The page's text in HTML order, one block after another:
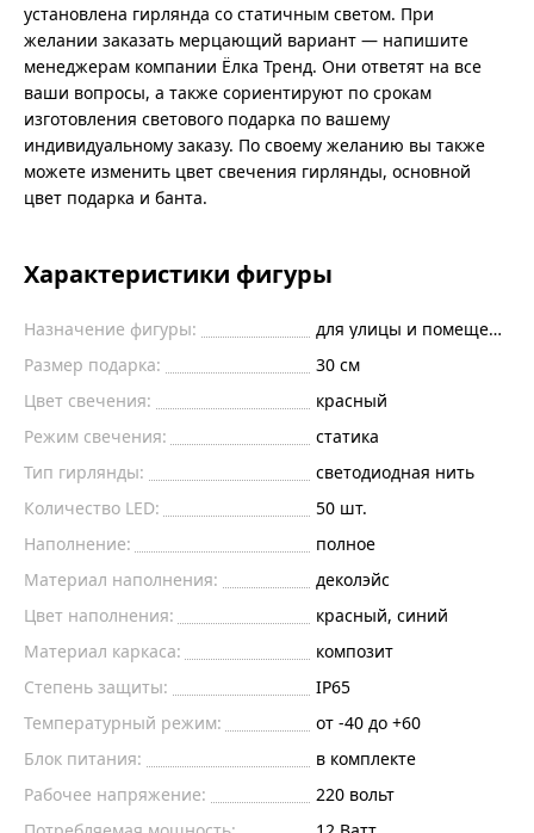
установлена гирлянда со статичным светом. При
желании заказать мерцающий вариант — напишите
менеджерам компании Ёлка Тренд. Они ответят на все
ваши вопросы, а также сориентируют по срокам
изготовления светового подарка по вашему
индивидуальному заказу. По своему желанию вы также
можете изменить цвет свечения гирлянды, основной
цвет подарка и банта.
Характеристики фигуры
Назначение фигуры:
для улицы и помещений
Размер подарка:
30 см
Цвет свечения:
красный
Режим свечения:
статика
Тип гирлянды:
светодиодная нить
Количество LED:
50 шт.
Наполнение:
полное
Материал наполнения:
деколэйс
Цвет наполнения:
красный, синий
Материал каркаса:
композит
Степень защиты:
IP65
Температурный режим:
от -40 до +60
Блок питания:
в комплекте
Рабочее напряжение:
220 вольт